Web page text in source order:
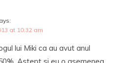
at 10:32 am
lui Miki ca au avut anul